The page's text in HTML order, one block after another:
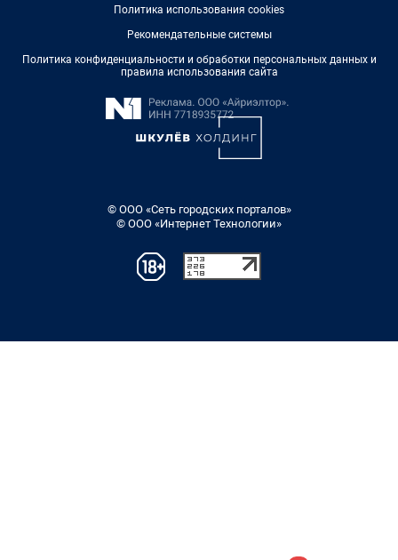
Политика использования cookies
Рекомендательные системы
Политика конфиденциальности и обработки персональных данных и
правила использования сайта
© ООО «Сеть городских порталов»
© ООО «Интернет Технологии»